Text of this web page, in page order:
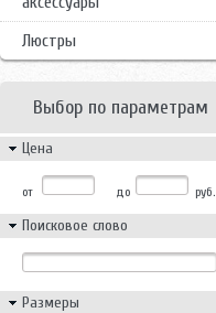
Люстры
Выбор по параметрам
Цена
от до руб.
Поисковое слово
Размеры